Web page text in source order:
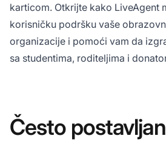
karticom. Otkrijte kako LiveAgent
korisničku podršku vaše
organizacije i pomoći vam da
sa studentima, roditeljima i
Često